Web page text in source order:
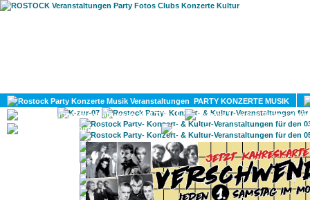
PARTY KONZERTE MUSIK
KULTUR
GAY